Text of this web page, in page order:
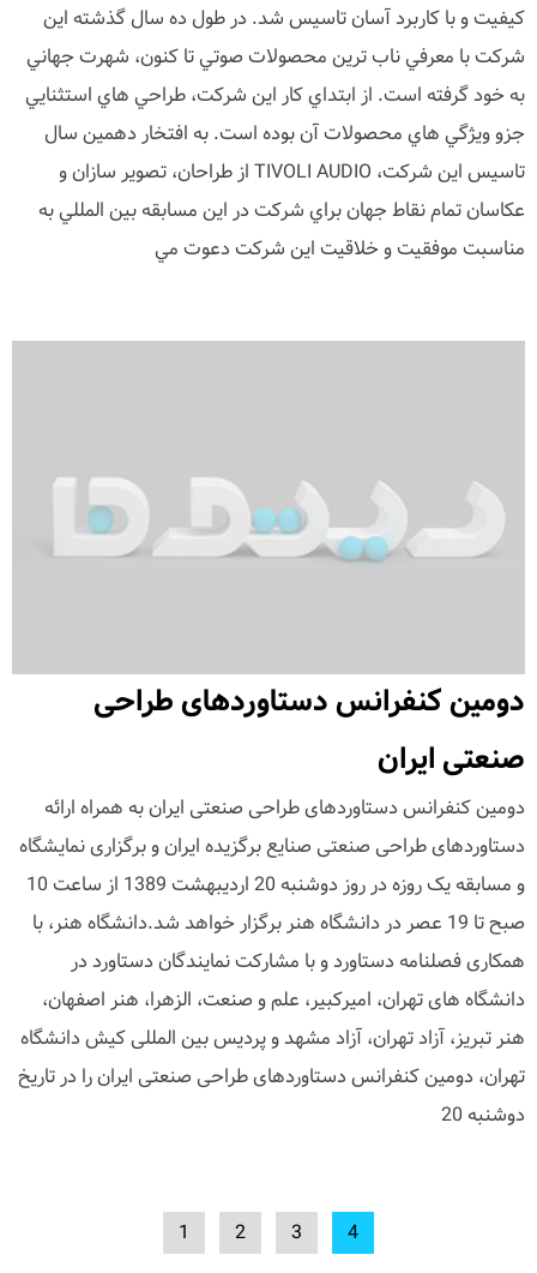
کيفيت و با کاربرد آسان تاسيس شد. در طول ده سال گذشته اين
شرکت با معرفي ناب ترين محصولات صوتي تا کنون، شهرت جهاني
به خود گرفته است. از ابتداي کار اين شرکت، طراحي هاي استثنايي
جزو ويژگي هاي محصولات آن بوده است. به افتخار دهمين سال
تاسيس اين شرکت، TIVOLI AUDIO از طراحان، تصوير سازان و
عکاسان تمام نقاط جهان براي شرکت در اين مسابقه بين المللي به
مناسبت موفقيت و خلاقيت اين شرکت دعوت مي
دومین کنفرانس دستاوردهای طراحی
صنعتی ایران
دومین کنفرانس دستاوردهای طراحی صنعتی ایران به همراه ارائه
دستاوردهای طراحی صنعتی صنایع برگزیده ایران و برگزاری نمایشگاه
و مسابقه یک روزه در روز دوشنبه 20 اردیبهشت 1389 از ساعت 10
صبح تا 19 عصر در دانشگاه هنر برگزار خواهد شد.دانشگاه هنر، با
همکاری فصلنامه دستاورد و با مشارکت نمایندگان دستاورد در
دانشگاه های تهران، امیرکبیر، علم و صنعت، الزهرا، هنر اصفهان،
هنر تبریز، آزاد تهران، آزاد مشهد و پردیس بین المللی کیش دانشگاه
تهران، دومین کنفرانس دستاوردهای طراحی صنعتی ایران را در تاریخ
دوشنبه 20
1 2 3 4